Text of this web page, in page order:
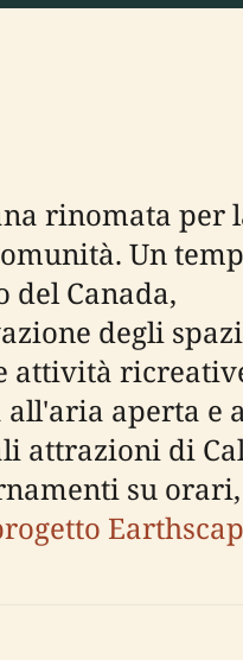
rinomata per
Un
del Canada,
degli
attività
aperta e
attrazioni di
su orari,